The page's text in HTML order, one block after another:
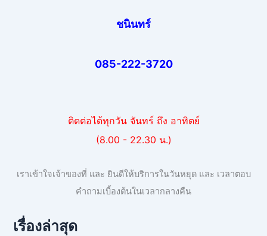
ชนินทร์
085-222-3720
ติดต่อได้ทุกวัน จันทร์ ถึง อาทิตย์
(8.00 - 22.30 น.)
เราเข้าใจเจ้าของที่ และ ยินดีให้บริการในวันหยุด และ เวลาตอบ
คำถามเบี้องต้นในเวลากลางคืน
เรื่องล่าสุด